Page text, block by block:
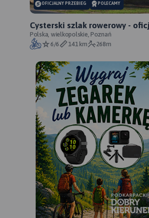
OFICJALNY PRZEBIEG POLECAMY
Cysterski szlak rowerowy -
przebieg
Polska, wielkopolskie, Poznań
6/6
141 km 268m